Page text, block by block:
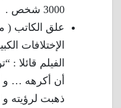
3000 شخص .
علق الكاتب
الإختلافات
الفيلم
أن أكرهه …
ذهبت لرؤيته